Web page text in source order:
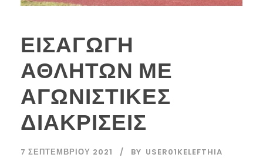
ΕΙΣΑΓΩΓΗ
ΑΘΛΗΤΩΝ ΜΕ
ΑΓΩΝΙΣΤΙΚΕΣ
ΔΙΑΚΡΙΣΕΙΣ
7 ΣΕΠΤΕΜΒΡΊΟΥ 2021 BY USER01KELEFTHIA